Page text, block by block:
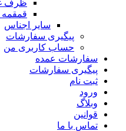
ظرف
سایر اجناس
پیگیری سفارشات
حساب کاربری من
سفارشات عمده
پیگیری سفارشات
ثبت نام
ورود
وبلاگ
قوانین
تماس با ما